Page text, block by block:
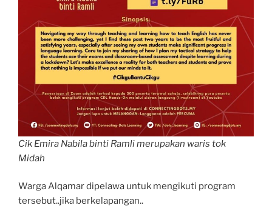
Cik Emira Nabila binti Ramli merupakan waris tok
Midah
Warga Alqamar dipelawa untuk mengikuti program
tersebut..jika berkelapangan..